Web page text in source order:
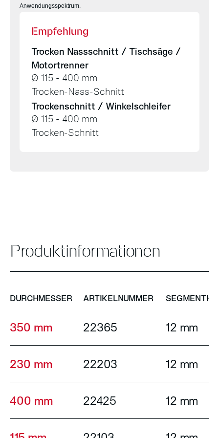
Anwendungsspektrum.
Empfehlung
Trocken Nassschnitt / Tischsäge /
Motortrenner
Ø 115 - 400 mm
Trocken-Nass-Schnitt
Trockenschnitt / Winkelschleifer
Ø 115 - 400 mm
Trocken-Schnitt
Produktinformationen
DURCHMESSER ARTIKELNUMMER
350 mm 22365 12 mm
230 mm 22203 12 mm
400 mm 22425 12 mm